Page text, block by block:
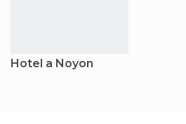
Hotel a Noyon